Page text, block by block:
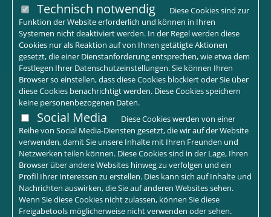
Technisch notwendig
Diese Cookies sind zur
Funktion der Website erforderlich und können in Ihren
Systemen nicht deaktiviert werden. In der Regel werden diese
Cookies nur als Reaktion auf von Ihnen getätigte Aktionen
gesetzt, die einer Dienstanforderung entsprechen, wie etwa dem
Festlegen Ihrer Datenschutzeinstellungen. Sie können Ihren
Browser so einstellen, dass diese Cookies blockiert oder Sie über
diese Cookies benachrichtigt werden. Diese Cookies speichern
keine personenbezogenen Daten.
Social Media
Diese Cookies werden von einer
Reihe von Social Media-Diensten gesetzt, die wir auf der Website
verwenden, damit Sie unsere Inhalte mit Ihren Freunden und
Netzwerken teilen können. Diese Cookies sind in der Lage, Ihren
Browser über andere Websites hinweg zu verfolgen und ein
Profil Ihrer Interessen zu erstellen. Dies kann sich auf Inhalte und
Nachrichten auswirken, die Sie auf anderen Websites sehen.
Wenn Sie diese Cookies nicht zulassen, können Sie diese
Freigabetools möglicherweise nicht verwenden oder sehen.